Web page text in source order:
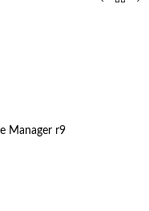
Manager r9